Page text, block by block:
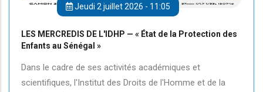
Jeudi 2 juillet 2026 - 11:05
LES MERCREDIS DE L'IDHP — « État de la Protection des
Enfants au Sénégal »
Dans le cadre de ses activités académiques et
scientifiques, l'Institut des Droits de l'Homme et de la